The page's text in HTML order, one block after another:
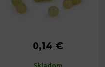
Priemer:
8 mm
0,14 €
Skladom